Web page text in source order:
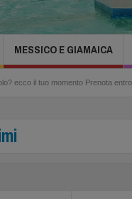
MESSICO E GIAMAICA
Prenota entro il 25 Settembre